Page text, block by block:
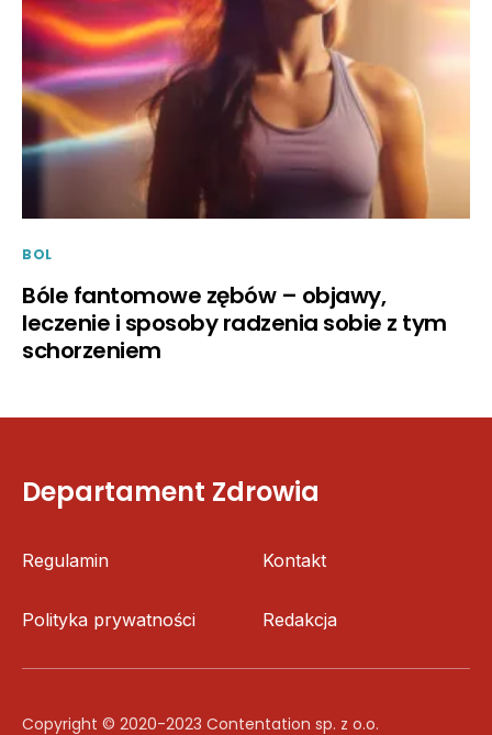
BOL
Bóle fantomowe zębów – objawy,
leczenie i sposoby radzenia sobie z tym
schorzeniem
Departament Zdrowia
Regulamin Kontakt
Polityka prywatności Redakcja
Copyright © 2020-2023 Contentation sp. z o.o.